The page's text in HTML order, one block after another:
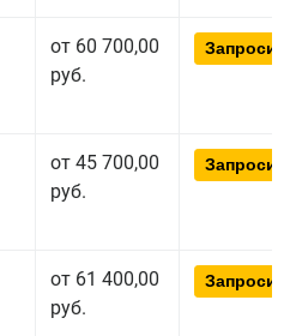
от 60 700,00
руб.
от 45 700,00
руб.
от 61 400,00
руб.